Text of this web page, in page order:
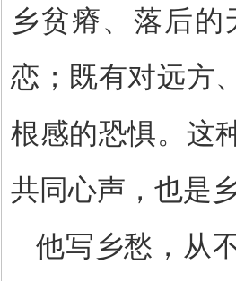
乡贫瘠、落后
恋；既有对远方
根感的恐惧。这
共同心声，也是
他写乡愁，从